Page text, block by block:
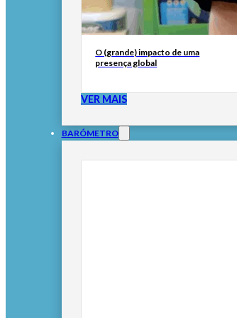
O (grande) impacto de uma
presença global
VER MAIS
BARÓMETRO